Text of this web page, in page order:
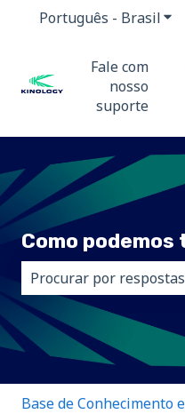
Português - Brasil
Fale com
nosso
suporte
Como
Não há sugestões
Base de Conhecimento